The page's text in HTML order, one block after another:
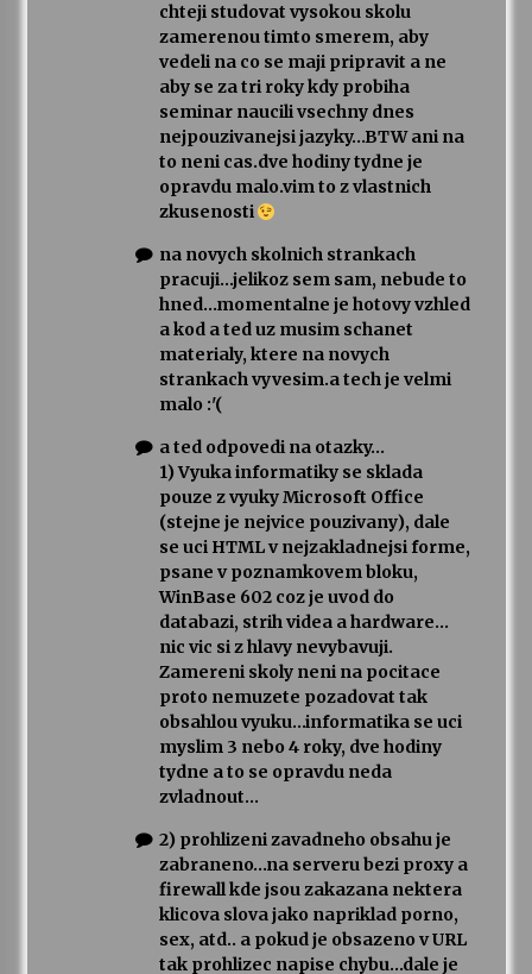
chteji studovat vysokou skolu
zamerenou timto smerem, aby
vedeli na co se maji pripravit a ne
aby se za tri roky kdy probiha
seminar naucili vsechny dnes
nejpouzivanejsi jazyky…BTW ani na
to neni cas.dve hodiny tydne je
opravdu malo.vim to z vlastnich
zkusenosti
na novych skolnich strankach
pracuji…jelikoz sem sam, nebude to
hned…momentalne je hotovy vzhled
a kod a ted uz musim schanet
materialy, ktere na novych
strankach vyvesim.a tech je velmi
malo :'(
a ted odpovedi na otazky…
1) Vyuka informatiky se sklada
pouze z vyuky Microsoft Office
(stejne je nejvice pouzivany), dale
se uci HTML v nejzakladnejsi forme,
psane v poznamkovem bloku,
WinBase 602 coz je uvod do
databazi, strih videa a hardware…
nic vic si z hlavy nevybavuji.
Zamereni skoly neni na pocitace
proto nemuzete pozadovat tak
obsahlou vyuku…informatika se uci
myslim 3 nebo 4 roky, dve hodiny
tydne a to se opravdu neda
zvladnout…
2) prohlizeni zavadneho obsahu je
zabraneno…na serveru bezi proxy a
firewall kde jsou zakazana nektera
klicova slova jako napriklad porno,
sex, atd.. a pokud je obsazeno v URL
tak prohlizec napise chybu…dale je